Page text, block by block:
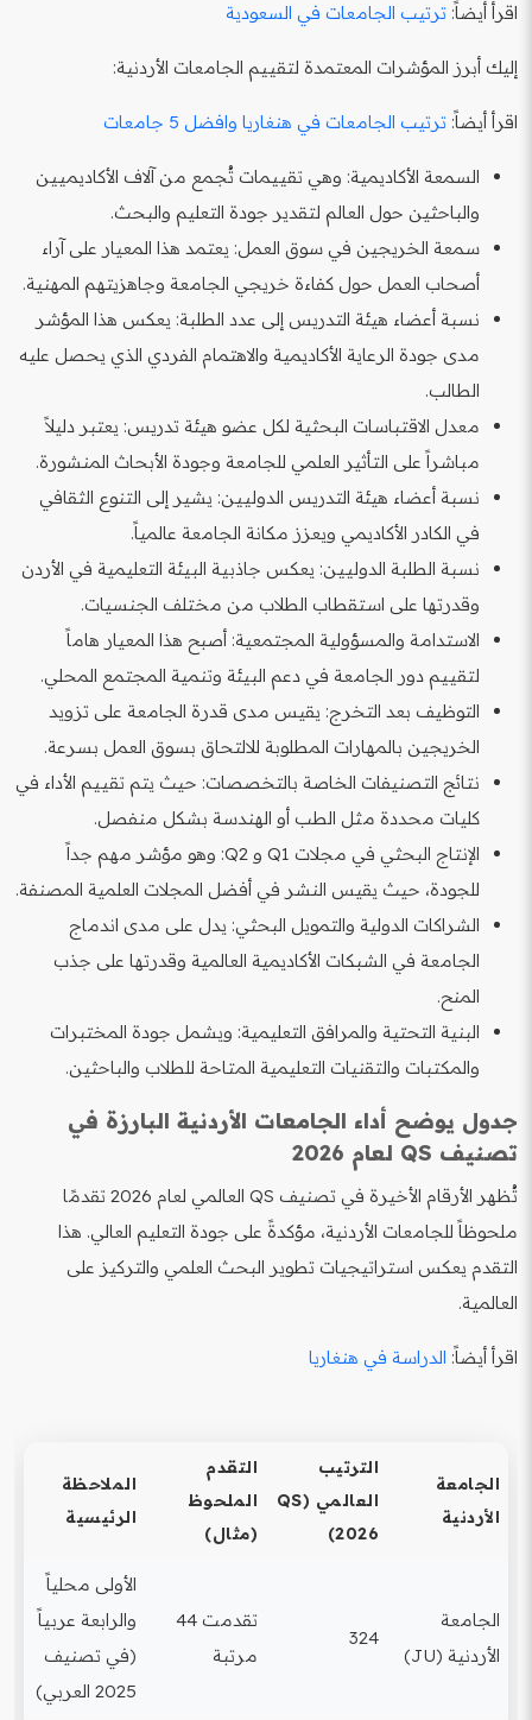
اقرأ أيضاً: ترتيب الجامعات في السعودية
إليك أبرز المؤشرات المعتمدة لتقييم الجامعات الأردنية:
اقرأ أيضاً: ترتيب الجامعات في هنغاريا وافضل 5 جامعات
السمعة الأكاديمية: وهي تقييمات تُجمع من آلاف الأكاديميين
والباحثين حول العالم لتقدير جودة التعليم والبحث.
سمعة الخريجين في سوق العمل: يعتمد هذا المعيار على آراء
أصحاب العمل حول كفاءة خريجي الجامعة وجاهزيتهم المهنية.
نسبة أعضاء هيئة التدريس إلى عدد الطلبة: يعكس هذا المؤشر
مدى جودة الرعاية الأكاديمية والاهتمام الفردي الذي يحصل عليه
الطالب.
معدل الاقتباسات البحثية لكل عضو هيئة تدريس: يعتبر دليلاً
مباشراً على التأثير العلمي للجامعة وجودة الأبحاث المنشورة.
نسبة أعضاء هيئة التدريس الدوليين: يشير إلى التنوع الثقافي
في الكادر الأكاديمي ويعزز مكانة الجامعة عالمياً.
نسبة الطلبة الدوليين: يعكس جاذبية البيئة التعليمية في الأردن
وقدرتها على استقطاب الطلاب من مختلف الجنسيات.
الاستدامة والمسؤولية المجتمعية: أصبح هذا المعيار هاماً
لتقييم دور الجامعة في دعم البيئة وتنمية المجتمع المحلي.
التوظيف بعد التخرج: يقيس مدى قدرة الجامعة على تزويد
الخريجين بالمهارات المطلوبة للالتحاق بسوق العمل بسرعة.
نتائج التصنيفات الخاصة بالتخصصات: حيث يتم تقييم الأداء في
كليات محددة مثل الطب أو الهندسة بشكل منفصل.
الإنتاج البحثي في مجلات Q1 و Q2: وهو مؤشر مهم جداً
للجودة، حيث يقيس النشر في أفضل المجلات العلمية المصنفة.
الشراكات الدولية والتمويل البحثي: يدل على مدى اندماج
الجامعة في الشبكات الأكاديمية العالمية وقدرتها على جذب
المنح.
البنية التحتية والمرافق التعليمية: ويشمل جودة المختبرات
والمكتبات والتقنيات التعليمية المتاحة للطلاب والباحثين.
جدول يوضح أداء الجامعات الأردنية البارزة في
تصنيف QS لعام 2026
تُظهر الأرقام الأخيرة في تصنيف QS العالمي لعام 2026 تقدمًا
ملحوظاً للجامعات الأردنية، مؤكدةً على جودة التعليم العالي. هذا
التقدم يعكس استراتيجيات تطوير البحث العلمي والتركيز على
العالمية.
اقرأ أيضاً: الدراسة في هنغاريا
الجامعة
الأردنية
الترتيب
العالمي (QS
2026)
التقدم
الملحوظ
(مثال)
الملاحظة
الرئيسية
الجامعة
الأردنية (JU)
324
تقدمت 44
مرتبة
الأولى محلياً
والرابعة عربياً
(في تصنيف
2025 العربي)